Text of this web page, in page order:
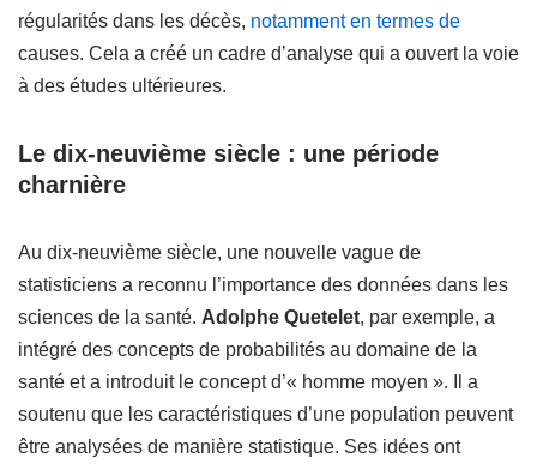
régularités dans les décès, notamment en termes de
causes. Cela a créé un cadre d’analyse qui a ouvert la voie
à des études ultérieures.
Le dix-neuvième siècle : une période
charnière
Au dix-neuvième siècle, une nouvelle vague de
statisticiens a reconnu l’importance des données dans les
sciences de la santé. Adolphe Quetelet, par exemple, a
intégré des concepts de probabilités au domaine de la
santé et a introduit le concept d’« homme moyen ». Il a
soutenu que les caractéristiques d’une population peuvent
être analysées de manière statistique. Ses idées ont